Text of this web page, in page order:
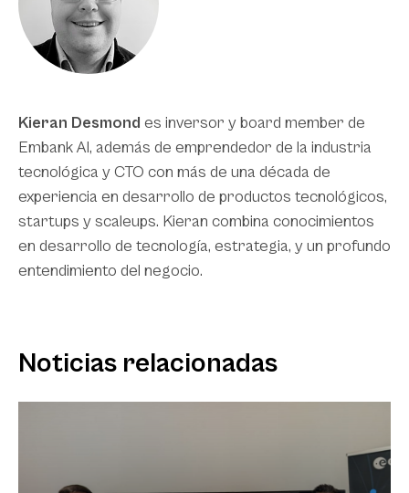
Kieran Desmond es inversor y board member de
Embank AI, además de emprendedor de la industria
tecnológica y CTO con más de una década de
experiencia en desarrollo de productos tecnológicos,
startups y scaleups. Kieran combina conocimientos
en desarrollo de tecnología, estrategia, y un profundo
entendimiento del negocio.
Noticias relacionadas